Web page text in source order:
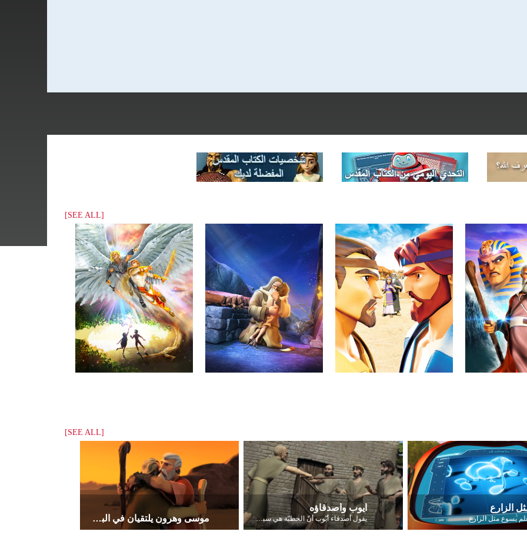
[SEE ALL]
[SEE ALL]
موسى وهرون يلتقيان في البرية
أيوب وأصدقاؤه
يقول أصدقاء أيّوب أنّ الخطيّة هي سبب مشاكله.
الزارع
يسوع مثل الزارع